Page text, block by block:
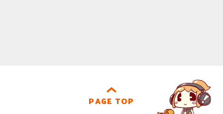
PAGE TOP